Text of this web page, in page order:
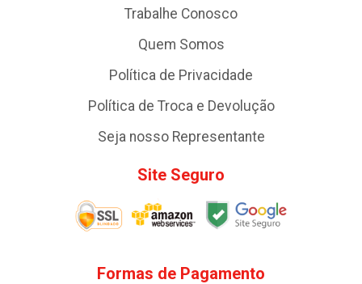
Trabalhe Conosco
Quem Somos
Política de Privacidade
Política de Troca e Devolução
Seja nosso Representante
Site Seguro
Formas de Pagamento